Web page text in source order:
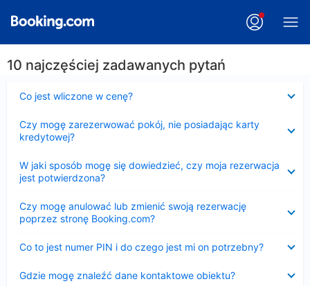
10 najczęściej zadawanych pytań
Co jest wliczone w cenę?
Czy mogę zarezerwować pokój, nie posiadając karty
kredytowej?
W jaki sposób mogę się dowiedzieć, czy moja rezerwacja
jest potwierdzona?
Czy mogę anulować lub zmienić swoją rezerwację
poprzez stronę Booking.com?
Co to jest numer PIN i do czego jest mi on potrzebny?
Gdzie mogę znaleźć dane kontaktowe obiektu?